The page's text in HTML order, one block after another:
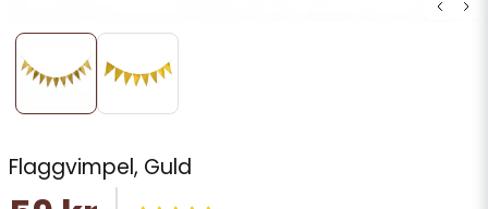
Flaggvimpel, Guld